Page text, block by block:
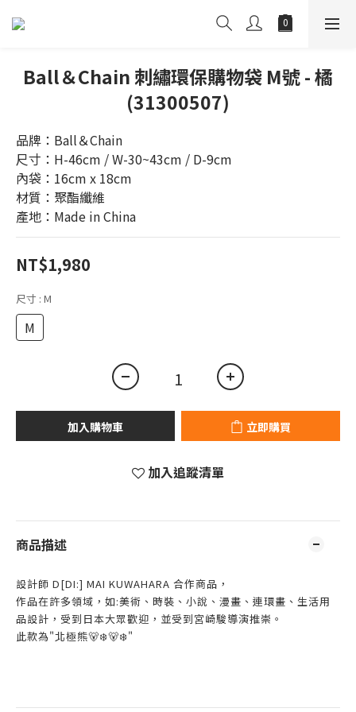
Ball＆Chain 刺繡環保購物袋 M號 - 橘
(31300507)
品牌：Ball＆Chain
尺寸：H-46cm / W-30~43cm / D-9cm
內袋：16cm x 18cm
材質：聚酯纖維
產地：Made in China
NT$1,980
尺寸 : M
M
加入購物車 立即購買
加入追蹤清單
商品描述
設計師 D[DI:] MAI KUWAHARA 合作商品，
作品在許多領域，如:美術、時裝、小說、漫畫、連環畫、生活用
品設計，受到日本大眾歡迎，並受到宮崎駿導演推崇。
此款為"北極熊🐻‍❄️🐻‍❄️"